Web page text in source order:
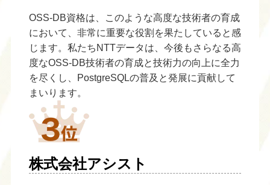
OSS-DB資格は、このような高度な技術者の育成
において、非常に重要な役割を果たしていると感
じます。私たちNTTデータは、今後もさらなる高
度なOSS-DB技術者の育成と技術力の向上に全力
を尽くし、PostgreSQLの普及と発展に貢献して
まいります。
株式会社アシスト